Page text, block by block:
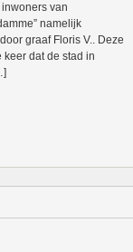
van
namelijk
graaf Floris V.. Deze
keer dat de stad in